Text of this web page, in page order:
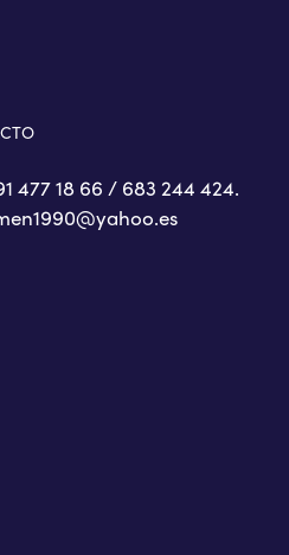
477 18 66 / 683 244 424.